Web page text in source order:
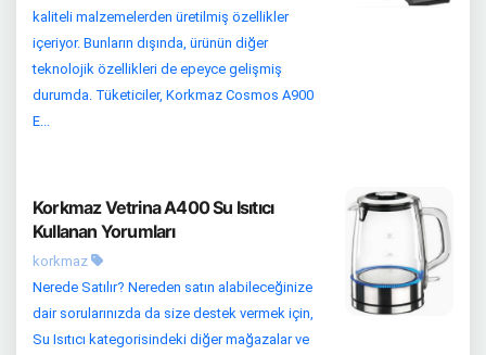
kaliteli malzemelerden üretilmiş özellikler
içeriyor. Bunların dışında, ürünün diğer
teknolojik özellikleri de epeyce gelişmiş
durumda. Tüketiciler, Korkmaz Cosmos A900
E...
Korkmaz Vetrina A400 Su Isıtıcı
Kullanan Yorumları
korkmaz
Nerede Satılır? Nereden satın alabileceğinize
dair sorularınızda da size destek vermek için,
Su Isıtıcı kategorisindeki diğer mağazalar ve